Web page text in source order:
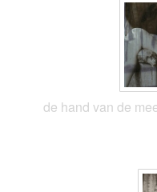
de hand van de